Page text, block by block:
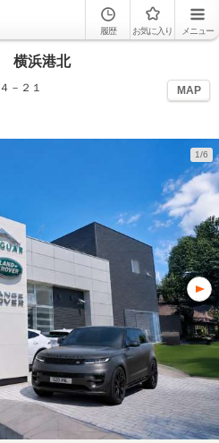
履歴 お気に入り メニュー
横浜港北
－２１ MAP
1/6